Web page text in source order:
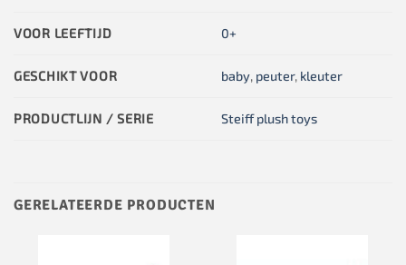
VOOR LEEFTIJD 0+
GESCHIKT VOOR baby, peuter, kleuter
PRODUCTLIJN / SERIE Steiff plush toys
GERELATEERDE PRODUCTEN